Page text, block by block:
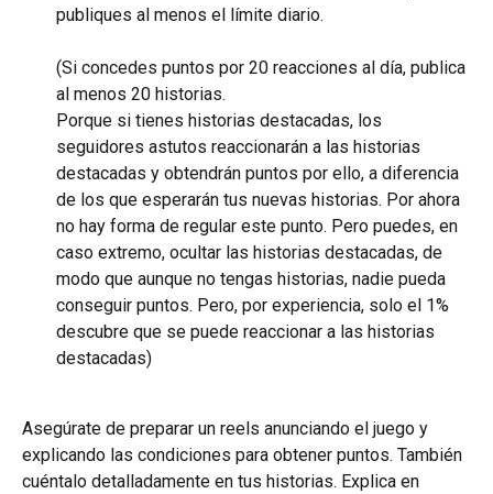
publiques al menos el límite diario.
(Si concedes puntos por 20 reacciones al día, publica
al menos 20 historias.
Porque si tienes historias destacadas, los
seguidores astutos reaccionarán a las historias
destacadas y obtendrán puntos por ello, a diferencia
de los que esperarán tus nuevas historias. Por ahora
no hay forma de regular este punto. Pero puedes, en
caso extremo, ocultar las historias destacadas, de
modo que aunque no tengas historias, nadie pueda
conseguir puntos. Pero, por experiencia, solo el 1%
descubre que se puede reaccionar a las historias
destacadas)
Asegúrate de preparar un reels anunciando el juego y
explicando las condiciones para obtener puntos. También
cuéntalo detalladamente en tus historias. Explica en